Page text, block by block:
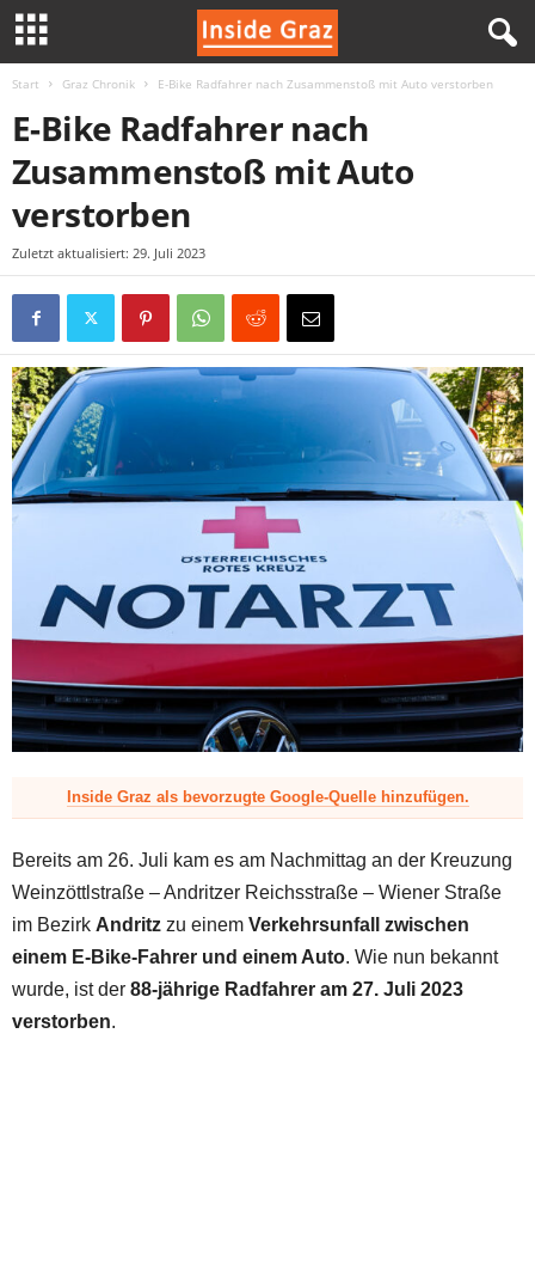
e
Start Graz Chronik E-Bike Radfahrer nach Zusammenstoß mit Auto verstorben
E-Bike Radfahrer nach
Zusammenstoß mit Auto
verstorben
Zuletzt aktualisiert: 29. Juli 2023
Inside Graz als bevorzugte Google-Quelle hinzufügen.
Bereits am 26. Juli kam es am Nachmittag an der Kreuzung
Weinzöttlstraße – Andritzer Reichsstraße – Wiener Straße
im Bezirk Andritz zu einem Verkehrsunfall zwischen
einem E-Bike-Fahrer und einem Auto. Wie nun bekannt
wurde, ist der 88-jährige Radfahrer am 27. Juli 2023
verstorben.